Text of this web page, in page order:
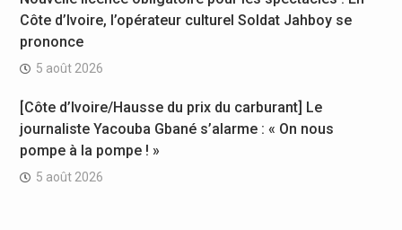
Côte d’Ivoire, l’opérateur culturel Soldat Jahboy se
prononce
5 août 2026
[Côte d’Ivoire/Hausse du prix du carburant] Le
journaliste Yacouba Gbané s’alarme : « On nous
pompe à la pompe ! »
5 août 2026